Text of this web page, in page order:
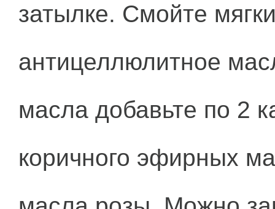
затылке. Смойте
антицеллюлитное
масла добавьте по 2
коричного эфирных